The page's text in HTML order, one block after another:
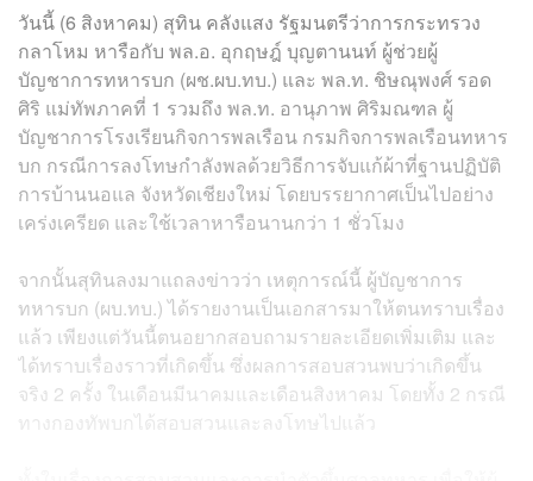
วันนี้ (6 สิงหาคม) สุทิน คลังแสง รัฐมนตรีว่าการกระทรวง
กลาโหม หารือกับ พล.อ. อุกฤษฎ์ บุญตานนท์ ผู้ช่วยผู้
บัญชาการทหารบก (ผช.ผบ.ทบ.) และ พล.ท. ชิษณุพงศ์ รอด
ศิริ แม่ทัพภาคที่ 1 รวมถึง พล.ท. อานุภาพ ศิริมณฑล ผู้
บัญชาการโรงเรียนกิจการพลเรือน กรมกิจการพลเรือนทหาร
บก กรณีการลงโทษกำลังพลด้วยวิธีการจับแก้ผ้าที่ฐานปฏิบัติ
การบ้านนอแล จังหวัดเชียงใหม่ โดยบรรยากาศเป็นไปอย่าง
เคร่งเครียด และใช้เวลาหารือนานกว่า 1 ชั่วโมง
จากนั้นสุทินลงมาแถลงข่าวว่า เหตุการณ์​นี้ ผู้บัญชาการ
ทหารบก (ผบ.ทบ.) ได้รายงานเป็นเอกสารมาให้ตนทราบเรื่อง
แล้ว เพียงแต่วันนี้ตนอยากสอบถามรายละเอียดเพิ่มเติม และ
ได้ทราบเรื่องราวที่เกิดขึ้น ซึ่งผลการสอบสวนพบว่าเกิดขึ้น
จริง 2 ครั้ง ในเดือนมีนาคมและเดือนสิงหาคม โดยทั้ง 2 กรณี
ทางกองทัพบกได้สอบสวนและลงโทษไปแล้ว